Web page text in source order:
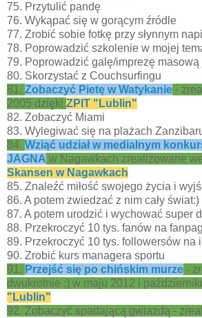
75. Przytulić pandę
76. Wykąpać się w gorącym źródle
77. Zrobić sobie fotkę przy słynnym
78. Poprowadzić szkolenie w mojej
79. Poprowadzić galę/imprezę
80. Skorzystać z Couchsurfingu
81. Zobaczyć Pietę w Watykanie -
2005 dzięki ZPIT "Lublin"
82. Zobaczyć Miami
83. Wylegiwać się na plażach
84. Wziąć udział w medialnym
JAGNA w Nagawkach zrealizowane
Skansen w Nagawkach
85. Znaleźć miłość swojego życia i
86. A potem zwiedzać z nim cały świat:)
87. A potem urodzić i wychować super
88. Przekroczyć 10 tys. fanów na
89. Przekroczyć 10 tys. followersów na
90. Zrobić kurs managera sportu
91. Przejść się po chińskim murze -
dwukrotnie :) w maju 2012 i
"Lublin"
92. Zobaczyć spadającą gwiazdą -